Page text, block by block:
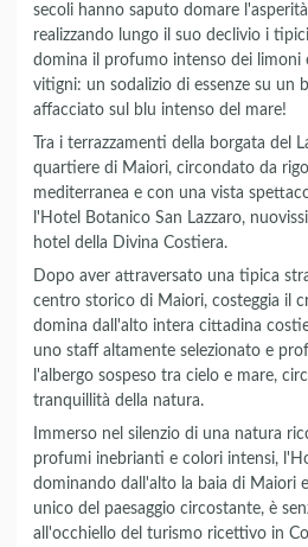
secoli hanno saputo domare
realizzando lungo il suo declivio i
domina il profumo intenso dei limoni
vitigni: un sodalizio di essenze su un
affacciato sul blu intenso del mare!
Tra i terrazzamenti della borgata del
quartiere di Maiori, circondato da
mediterranea e con una vista
l'Hotel Botanico San Lazzaro,
hotel della Divina Costiera.
Dopo aver attraversato una tipica
centro storico di Maiori, costeggia il
domina dall'alto intera cittadina
uno staff altamente selezionato e
l'albergo sospeso tra cielo e mare,
tranquillità della natura.
Immerso nel silenzio di una natura
profumi inebrianti e colori intensi,
dominando dall'alto la baia di Maiori
unico del paesaggio circostante, è
all'occhiello del turismo ricettivo in